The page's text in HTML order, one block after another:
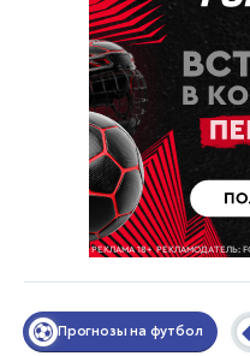
Прогнозы на футбол